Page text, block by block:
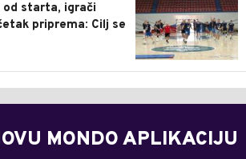
od starta, igrači
priprema: Cilj se
MONDO APLIKACIJU